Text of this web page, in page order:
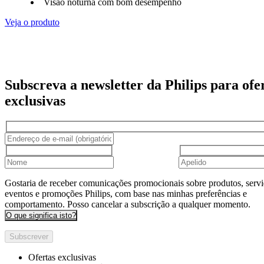
Visão noturna com bom desempenho
Veja o produto
Subscreva a newsletter da Philips para
exclusivas
Gostaria de receber comunicações promocionais sobre produtos,
eventos e promoções Philips, com base nas minhas preferências e
comportamento. Posso cancelar a subscrição a qualquer momento.
O que significa isto?
Subscrever
Ofertas exclusivas